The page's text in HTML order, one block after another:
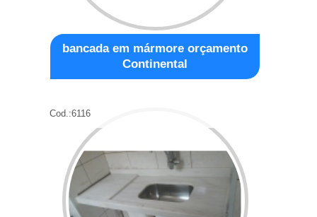
bancada em mármore orçamento
Continental
Cod.:6116